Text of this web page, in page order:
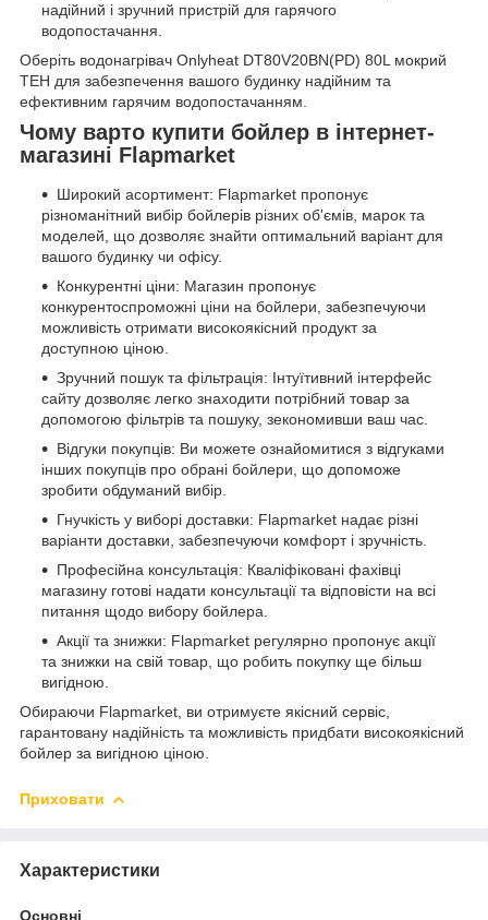
надійний і зручний пристрій для гарячого
водопостачання.
Оберіть водонагрівач Onlyheat DT80V20BN(PD) 80L мокрий
ТЕН для забезпечення вашого будинку надійним та
ефективним гарячим водопостачанням.
Чому варто купити бойлер в інтернет-
магазині Flapmarket
Широкий асортимент: Flapmarket пропонує
різноманітний вибір бойлерів різних об'ємів, марок та
моделей, що дозволяє знайти оптимальний варіант для
вашого будинку чи офісу.
Конкурентні ціни: Магазин пропонує
конкурентоспроможні ціни на бойлери, забезпечуючи
можливість отримати високоякісний продукт за
доступною ціною.
Зручний пошук та фільтрація: Інтуїтивний інтерфейс
сайту дозволяє легко знаходити потрібний товар за
допомогою фільтрів та пошуку, зекономивши ваш час.
Відгуки покупців: Ви можете ознайомитися з відгуками
інших покупців про обрані бойлери, що допоможе
зробити обдуманий вибір.
Гнучкість у виборі доставки: Flapmarket надає різні
варіанти доставки, забезпечуючи комфорт і зручність.
Професійна консультація: Кваліфіковані фахівці
магазину готові надати консультації та відповісти на всі
питання щодо вибору бойлера.
Акції та знижки: Flapmarket регулярно пропонує акції
та знижки на свій товар, що робить покупку ще більш
вигідною.
Обираючи Flapmarket, ви отримуєте якісний сервіс,
гарантовану надійність та можливість придбати високоякісний
бойлер за вигідною ціною.
Приховати
Характеристики
Основні